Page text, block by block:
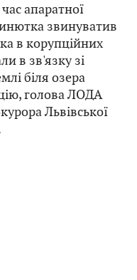
апаратної
звинуватив
в корупційних
в зв'язку зі
біля озера
голова ЛОДА
Львівської